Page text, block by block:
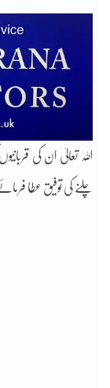
اللہ تعالیٰ ان کی
چلنے کی توفیق عطا